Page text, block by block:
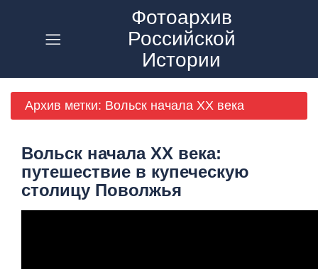
Главная
О
Проекте
VK
Видео
Фотоархив
Российской
Истории
Архив метки: Вольск начала ХХ века
Вольск начала ХХ века:
путешествие в купеческую
столицу Поволжья